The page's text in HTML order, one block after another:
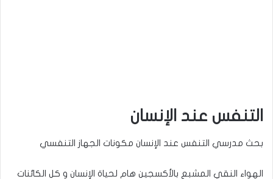
التنفس عند الإنسان
بحث مدرسي التنفس عند الإنسان مكونات الجهاز التنفسي
الهواء النقي المشبع بالأكسجين هام لحياة الإنسان و كل الكائنات